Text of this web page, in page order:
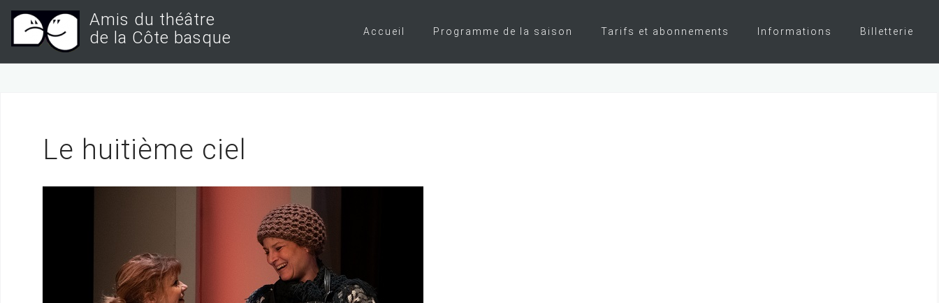
Amis du théâtre
de la Côte basque
Accueil Programme de la saison Tarifs et abonnements Informations Billetterie
Le huitième ciel